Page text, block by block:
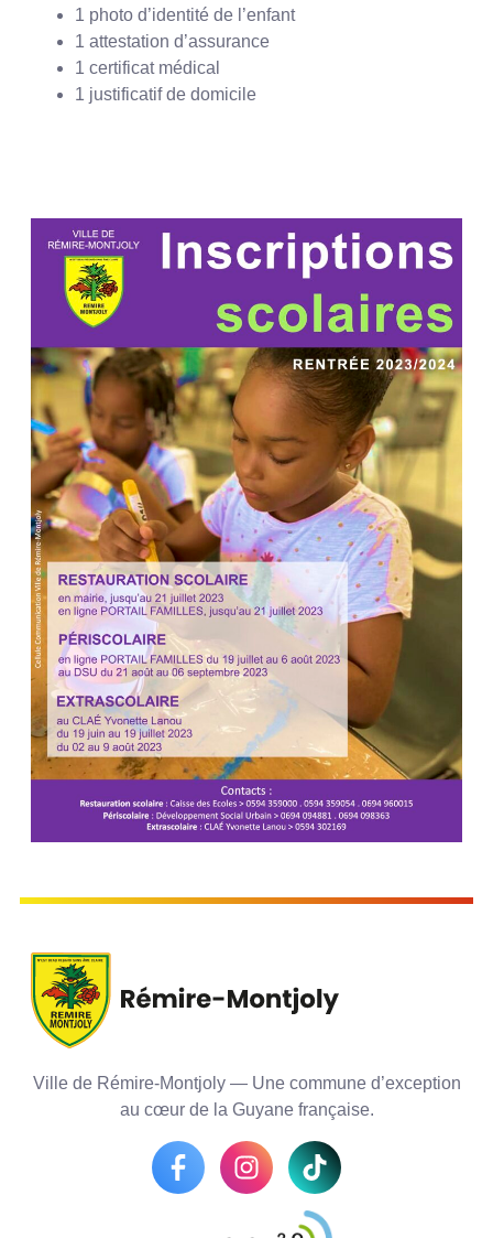
1 photo d’identité de l’enfant
1 attestation d’assurance
1 certificat médical
1 justificatif de domicile
Ville de Rémire-Montjoly — Une commune d’exception
au cœur de la Guyane française.